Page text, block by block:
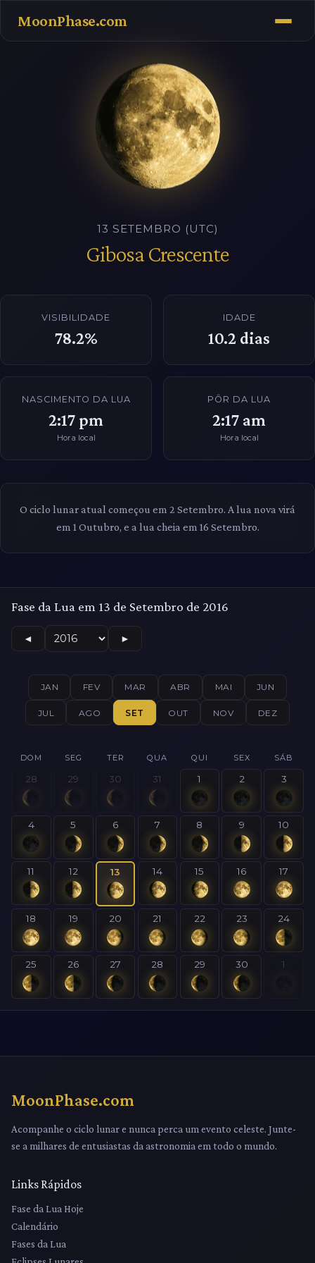
MoonPhase.com
13 SETEMBRO (UTC)
Gibosa Crescente
VISIBILIDADE
78.2%
IDADE
10.2 dias
NASCIMENTO DA LUA
2:17 pm
Hora local
PÔR DA LUA
2:17 am
Hora local
O ciclo lunar atual começou em 2 Setembro. A lua nova virá
em 1 Outubro, e a lua cheia em 16 Setembro.
Fase da Lua em 13 de Setembro de 2016
◄ ►
JAN FEV MAR ABR MAI JUN
JUL AGO SET OUT NOV DEZ
DOM SEG TER QUA QUI SEX SÁB
28 29 30 31 1 2 3
4 5 6 7 8 9 10
11 12 13 14 15 16 17
18 19 20 21 22 23 24
25 26 27 28 29 30 1
MoonPhase.com
Acompanhe o ciclo lunar e nunca perca um evento celeste. Junte-
se a milhares de entusiastas da astronomia em todo o mundo.
Links Rápidos
Fase da Lua Hoje
Calendário
Fases da Lua